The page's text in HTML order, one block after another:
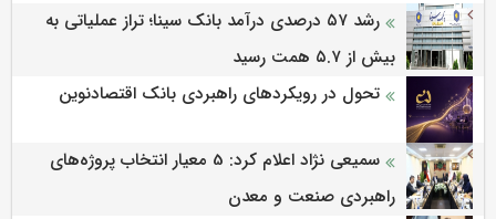
رشد ۵۷ درصدی درآمد بانک سینا؛ تراز عملیاتی به
بیش از ۵.۷ همت رسید
تحول در رویکردهای راهبردی بانک اقتصادنوین
سمیعی‌ نژاد اعلام کرد: 5 معیار انتخاب پروژه‌های
راهبردی صنعت و معدن